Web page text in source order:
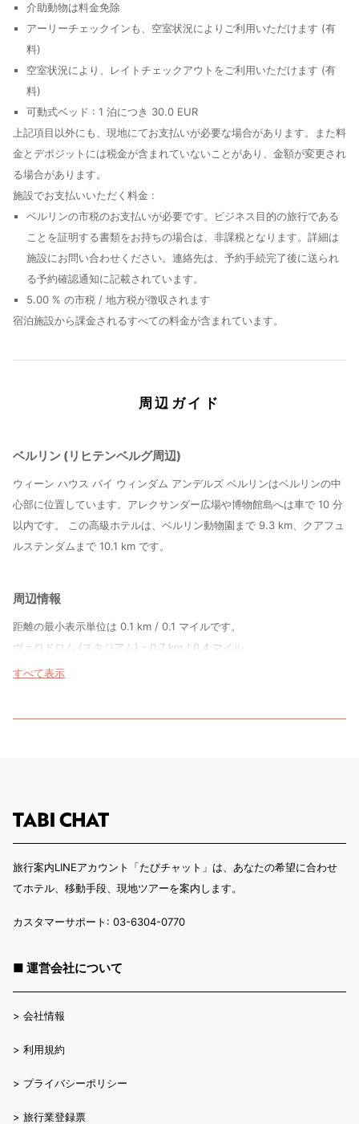
介助動物は料金免除
アーリーチェックインも、空室状況によりご利用いただけます (有
料)
空室状況により、レイトチェックアウトをご利用いただけます (有
料)
可動式ベッド : 1 泊につき 30.0 EUR
上記項目以外にも、現地にてお支払いが必要な場合があります。また料
金とデポジットには税金が含まれていないことがあり、金額が変更され
る場合があります。
施設でお支払いいただく料金 :
ベルリンの市税のお支払いが必要です。ビジネス目的の旅行である
ことを証明する書類をお持ちの場合は、非課税となります。詳細は
施設にお問い合わせください。連絡先は、予約手続完了後に送られ
る予約確認通知に記載されています。
5.00 % の市税 / 地方税が徴収されます
宿泊施設から課金されるすべての料金が含まれています。
周辺ガイド
ベルリン (リヒテンベルグ周辺)
ウィーン ハウス バイ ウィンダム アンデルズ ベルリンはベルリンの中
心部に位置しています。アレクサンダー広場や博物館島へは車で 10 分
以内です。 この高級ホテルは、ベルリン動物園まで 9.3 km、クアフュ
ルステンダムまで 10.1 km です。
周辺情報
距離の最小表示単位は 0.1 km / 0.1 マイルです。
ヴェロドロム (スタジアム) - 0.7 km / 0.4 マイル
ジモン ダッハ通り - 2.2 km / 1.4 マイル
オーバーバウム橋 - 3.4 km / 2.1 マイル
赤の市庁舎 - 3.9 km / 2.4 マイル
ハッケッシャー マルクト - 4.1 km / 2.5 マイル
オラーニェンブルガー シュトラッセ - 4.2 km / 2.6 マイル
最寄の主要空港 : ブランデンブルク国際空港 (BER) - 25.8 km / 16.1 マ
すべて表示
旅行案内LINEアカウント「たびチャット」は、あなたの希望に合わせ
てホテル、移動手段、現地ツアーを案内します。
カスタマーサポート: 03-6304-0770
■ 運営会社について
> 会社情報
> 利用規約
> プライバシーポリシー
> 旅行業登録票